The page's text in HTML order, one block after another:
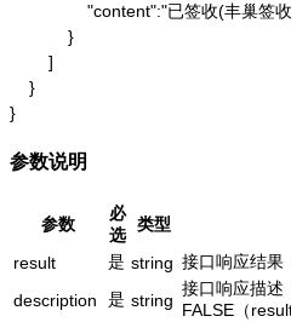
"content":"已签收(丰
            }
        ]
    }
}
参数说明
参数
必
选
类型
result
是 string 接口响应结果
description
是 string
接口响应描述
FALSE（